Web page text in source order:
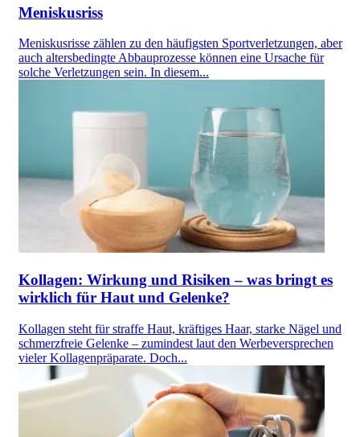
Meniskusriss
Meniskusrisse zählen zu den häufigsten Sportverletzungen, aber
auch altersbedingte Abbauprozesse können eine Ursache für
solche Verletzungen sein. In diesem...
Kollagen: Wirkung und Risiken – was bringt es
wirklich für Haut und Gelenke?
Kollagen steht für straffe Haut, kräftiges Haar, starke Nägel und
schmerzfreie Gelenke – zumindest laut den Werbeversprechen
vieler Kollagenpräparate. Doch...